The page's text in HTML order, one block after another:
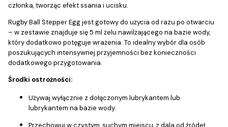
członka, tworząc efekt ssania i ucisku.
Rugby Ball Stepper Egg jest gotowy do użycia od razu po otwarciu
– w zestawie znajduje się 5 ml żelu nawilżającego na bazie wody,
który dodatkowo potęguje wrażenia. To idealny wybór dla osób
poszukujących intensywnej przyjemności bez konieczności
dodatkowego przygotowania.
Środki ostrożności:
Używaj wyłącznie z dołączonym lubrykantem lub
lubrykantem na bazie wody.
Przechowuj w czystym, suchym miejscu, z dala od źródeł